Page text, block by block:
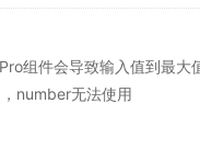
组件会导致输入值到最大
number无法使用